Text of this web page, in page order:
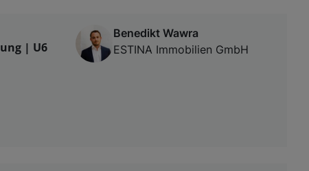
| U6
Benedikt Wawra
ESTINA Immobilien GmbH